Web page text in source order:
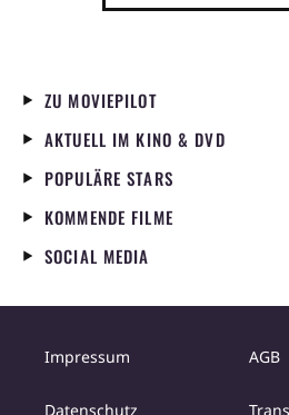
ZU MOVIEPILOT
AKTUELL IM KINO & DVD
POPULÄRE STARS
KOMMENDE FILME
SOCIAL MEDIA
Impressum AGB
Datenschutz